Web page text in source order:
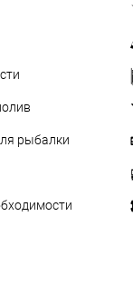
рыбалки